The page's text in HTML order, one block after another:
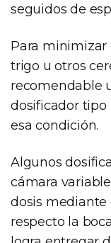
seguidos de
Para minimizar
trigo u otros
recomendable
dosificador tipo
esa condición.
Algunos
cámara
dosis
respecto la